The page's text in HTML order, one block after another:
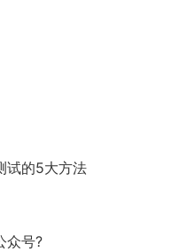
试的5大方法
众号?